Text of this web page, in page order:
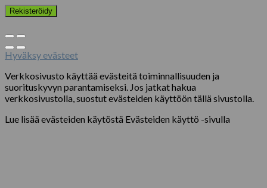
Rekisteröidy
Hyväksy evästeet
Verkkosivusto käyttää evästeitä toiminnallisuuden ja
suorituskyvyn parantamiseksi. Jos jatkat hakua
verkkosivustolla, suostut evästeiden käyttöön tällä sivustolla.
Lue lisää evästeiden käytöstä Evästeiden käyttö -sivulla